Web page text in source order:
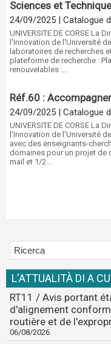
Sciences et
24/09/2025 | Catalogue
UNIVERSITE DE CORSE La
l'Innovation de l'Université
laboratoires de recherches
plateforme de recherche :
renouvelables :...
Réf.60 :
24/09/2025 | Catalogue
UNIVERSITE DE CORSE La
l'Innovation de l'Université
avec des enseignants-
domaines pour un projet
mail et 1/2...
L'ATTUALITÀ DI A
RT11 / Avis portant
d'alignement
routière et de
06/08/2026